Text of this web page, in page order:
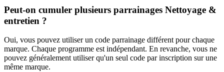
Peut-on cumuler plusieurs parrainages Nettoyage &
entretien ?
Oui, vous pouvez utiliser un code parrainage différent pour chaque
marque. Chaque programme est indépendant. En revanche, vous ne
pouvez généralement utiliser qu'un seul code par inscription sur une
même marque.